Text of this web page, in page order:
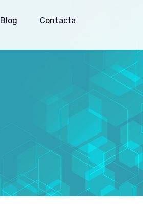
Blog Contacta